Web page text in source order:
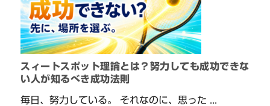
スィートスポット理論とは？努力しても成功できな
い人が知るべき成功法則
毎日、努力している。 それなのに、思った ...